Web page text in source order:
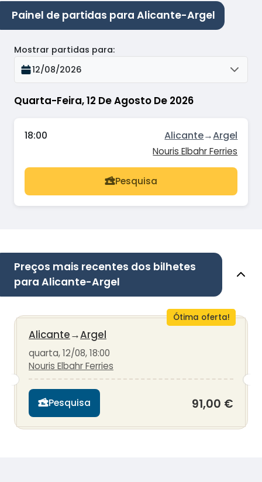
Painel de partidas para Alicante-Argel
Quarta-Feira, 12 De Agosto De 2026
Mostrar partidas para:
12/08/2026
18:00 Alicante→Argel
Nouris Elbahr Ferries
Pesquisa
Preços mais recentes dos bilhetes
para Alicante-Argel
Ótima oferta!
Alicante→Argel
quarta, 12/08, 18:00
Nouris Elbahr Ferries
Pesquisa 91,00 €